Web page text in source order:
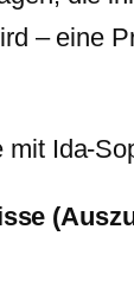
– eine
Ida-